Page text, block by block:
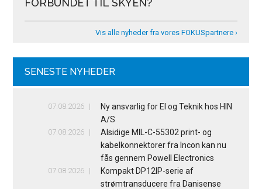
Vis alle nyheder fra vores FOKUSpartnere ›
SENESTE NYHEDER
07.08.2026
Ny ansvarlig for El og Teknik hos HIN
A/S
07.08.2026
Alsidige MIL-C-55302 print- og
kabelkonnektorer fra Incon kan nu
fås gennem Powell Electronics
07.08.2026
Kompakt DP12IP-serie af
strømtransducere fra Danisense